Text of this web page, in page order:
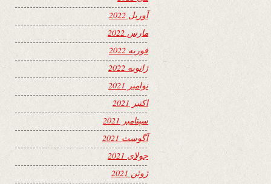
آوریل 2022
مارس 2022
فوریه 2022
ژانویه 2022
نوامبر 2021
اکتبر 2021
سپتامبر 2021
آگوست 2021
جولای 2021
ژوئن 2021